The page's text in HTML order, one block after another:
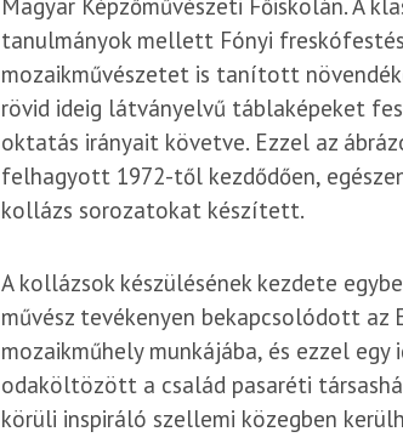
Magyar Képzőművészeti Főiskolán. A
tanulmányok mellett Fónyi
mozaikművészetet is tanított
rövid ideig látványelvű táblaképeket
oktatás irányait követve. Ezzel az
felhagyott 1972-től kezdődően,
kollázs sorozatokat készített.
A kollázsok készülésének kezdete
művész tevékenyen bekapcsolódott az
mozaikműhely munkájába, és ezzel
odaköltözött a család pasaréti
körüli inspiráló szellemi közegben